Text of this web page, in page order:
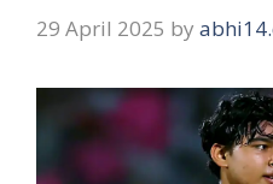
29 April 2025 by